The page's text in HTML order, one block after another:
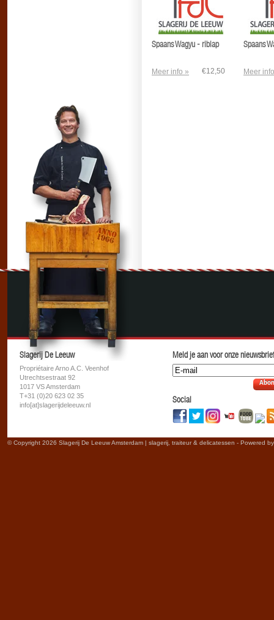
Spaans Wagyu - riblap
Meer info » €12,50
Spaans
Meer
Slagerij De Leeuw
Propriétaire Arno A.C. Veenhof
Utrechtsestraat 92
1017 VS Amsterdam
T+31 (0)20 623 02 35
info[at]slagerijdeleeuw.nl
Meld je aan voor onze
Social
© Copyright 2026 Slagerij De Leeuw Amsterdam | slagerij, traiteur & delicatessen - Powered